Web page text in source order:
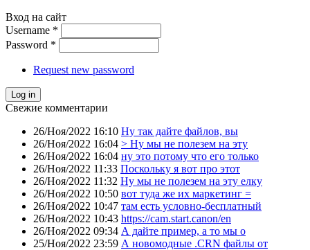
Вход на сайт
Username *
Password *
Request new password
Свежие комментарии
26/Ноя/2022 16:10 Ну так дайте файлов, вы
26/Ноя/2022 16:04 > Ну мы не полезем на эту
26/Ноя/2022 16:04 ну это потому что его только
26/Ноя/2022 11:33 Поскольку я вот про этот
26/Ноя/2022 11:32 Ну мы не полезем на эту елку
26/Ноя/2022 10:50 вот туда же их маркетинг =
26/Ноя/2022 10:47 там есть условно-бесплатный
26/Ноя/2022 10:43 https://cam.start.canon/en
26/Ноя/2022 09:34 А дайте пример, а то мы о
25/Ноя/2022 23:59 А новомодные .CRN файлы от